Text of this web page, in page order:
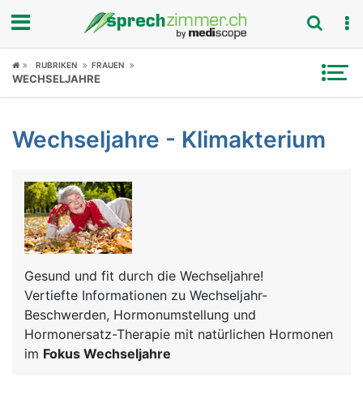
Fokus
Symptome
Untersuchungen
News
Rubriken
RUBRIKEN FRAUEN
WECHSELJAHRE
Wechseljahre - Klimakterium
Gesund und fit durch die Wechseljahre!
Vertiefte Informationen zu Wechseljahr-
Beschwerden, Hormonumstellung und
Hormonersatz-Therapie mit natürlichen Hormonen
im Fokus Wechseljahre